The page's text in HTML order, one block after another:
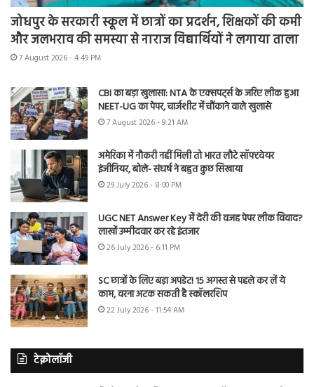
जोधपुर के सरकारी स्कूल में छात्रों का प्रदर्शन, शिक्षकों की कमी
और जलभराव की समस्या से नाराज विद्यार्थियों ने लगाया ताला
7 August 2026 - 4:49 PM
CBI का बड़ा खुलासा: NTA के एक्सपर्ट्स के जरिए लीक हुआ
NEET-UG का पेपर, चार्जशीट में चौंकाने वाले खुलासे
7 August 2026 - 9:21 AM
अमेरिका में नौकरी नहीं मिली तो भारत लौटे सॉफ्टवेयर
इंजीनियर, बोले- संघर्ष ने बहुत कुछ सिखाया
29 July 2026 - 8:00 PM
UGC NET Answer Key में देरी की वजह पेपर लीक विवाद?
लाखों उम्मीदवार कर रहे इंतजार
26 July 2026 - 6:11 PM
SC छात्रों के लिए बड़ा अपडेट! 15 अगस्त से पहले कर लें ये
काम, वरना अटक सकती है स्कॉलरशिप
22 July 2026 - 11:54 AM
टेक्नोलॉजी